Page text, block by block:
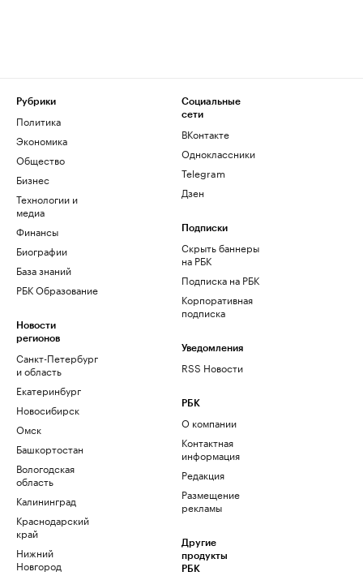
Рубрики
Политика
Экономика
Общество
Бизнес
Технологии и
медиа
Финансы
Биографии
База знаний
РБК Образование
Новости
регионов
Санкт-Петербург
и область
Екатеринбург
Новосибирск
Омск
Башкортостан
Вологодская
область
Калининград
Краснодарский
край
Нижний
Новгород
Социальные
сети
ВКонтакте
Одноклассники
Telegram
Дзен
Подписки
Скрыть баннеры
на РБК
Подписка на РБК
Корпоративная
подписка
Уведомления
RSS Новости
РБК
О компании
Контактная
информация
Редакция
Размещение
рекламы
Другие
продукты
РБК